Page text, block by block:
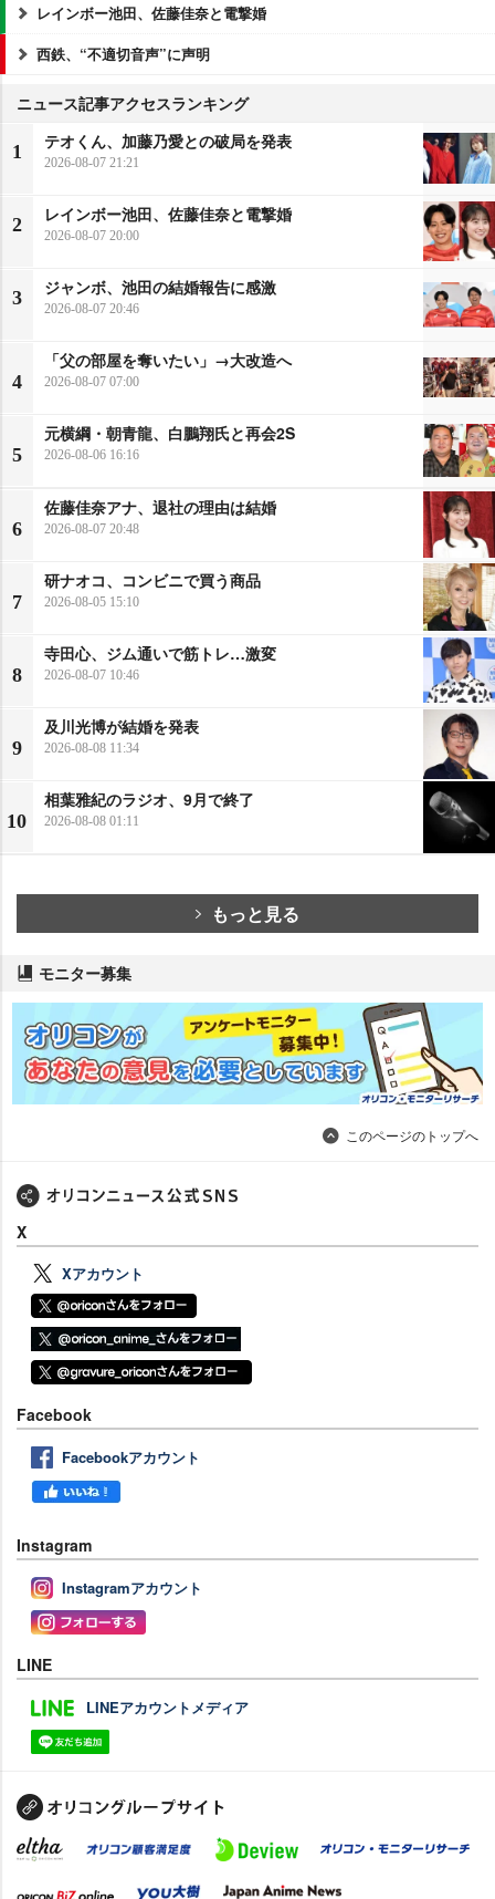
レインボー池田、佐藤佳奈と電撃婚
西鉄、“不適切音声”に声明
ニュース記事アクセスランキング
1
テオくん、加藤乃愛との破局を発表
2026-08-07 21:21
2
レインボー池田、佐藤佳奈と電撃婚
2026-08-07 20:00
3
ジャンボ、池田の結婚報告に感激
2026-08-07 20:46
4
「父の部屋を奪いたい」→大改造へ
2026-08-07 07:00
5
元横綱・朝青龍、白鵬翔氏と再会2S
2026-08-06 16:16
6
佐藤佳奈アナ、退社の理由は結婚
2026-08-07 20:48
7
研ナオコ、コンビニで買う商品
2026-08-05 15:10
8
寺田心、ジム通いで筋トレ…激変
2026-08-07 10:46
9
及川光博が結婚を発表
2026-08-08 11:34
10
相葉雅紀のラジオ、9月で終了
2026-08-08 01:11
もっと見る
モニター募集
このページのトップへ
X
Xアカウント
Facebook
Facebookアカウント
Instagram
Instagramアカウント
LINE
LINEアカウントメディア